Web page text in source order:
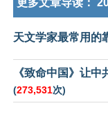
更多文章导读：
天文学家最常用的
《致命中国》让
(273,531次)